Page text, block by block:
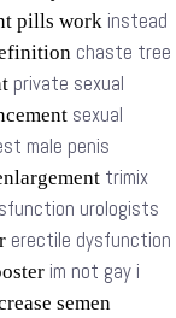
pills work instead
chaste tree
private sexual
sexual
male penis
trimix
urologists
erectile dysfunction
im not gay i
semen